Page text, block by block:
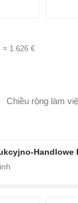
≈ 1.626 €
Chiều rộng làm